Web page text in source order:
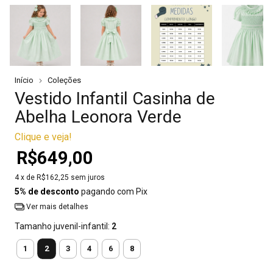
Início Coleções
Vestido Infantil Casinha de
Abelha Leonora Verde
Clique e veja!
R$649,00
4 x de R$162,25 sem juros
5% de desconto pagando com Pix
Ver mais detalhes
Tamanho juvenil-infantil: 2
1 2 3 4 6 8